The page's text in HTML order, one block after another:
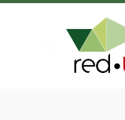
Skip